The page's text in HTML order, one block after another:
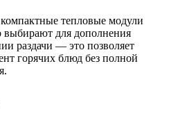
тепловые модули
выбирают для дополнения
раздачи — это позволяет
горячих блюд без полной